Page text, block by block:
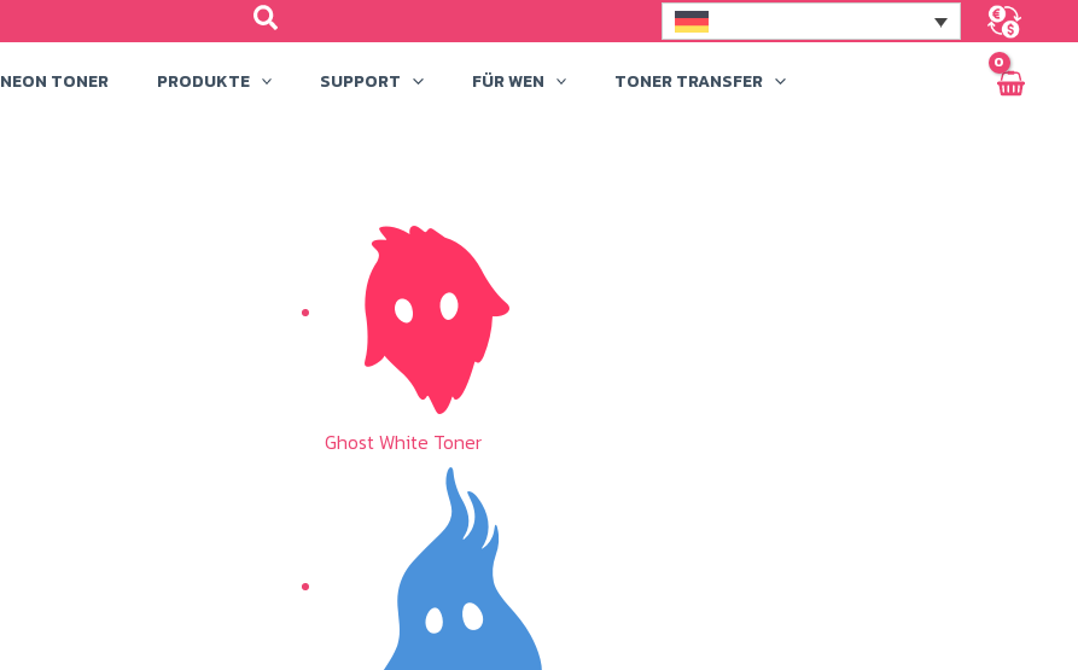
NEON TONER PRODUKTE SUPPORT FÜR WEN
TONER TRANSFER
Ghost White Toner